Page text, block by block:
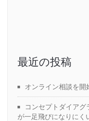
最近の投稿
オンライン相談を開
コンセプトダイア
が一足飛びになりにく